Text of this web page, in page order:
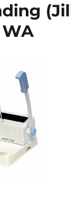
WA